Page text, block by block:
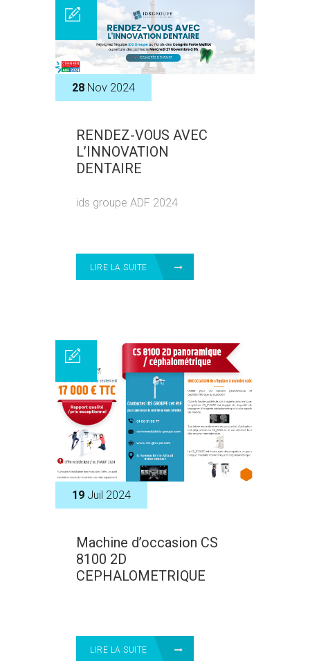
28 Nov 2024
RENDEZ-VOUS AVEC
L’INNOVATION
DENTAIRE
ids groupe ADF 2024
LIRE LA SUITE
19 Juil 2024
Machine d’occasion CS
8100 2D
CEPHALOMETRIQUE
LIRE LA SUITE